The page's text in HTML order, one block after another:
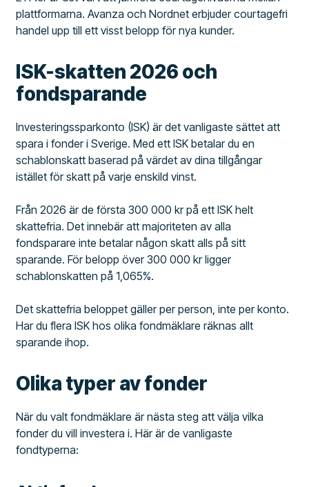
plattformarna. Avanza och Nordnet erbjuder courtagefri
handel upp till ett visst belopp för nya kunder.
ISK-skatten 2026 och
fondsparande
Investeringssparkonto (ISK) är det vanligaste sättet att
spara i fonder i Sverige. Med ett ISK betalar du en
schablonskatt baserad på värdet av dina tillgångar
istället för skatt på varje enskild vinst.
Från 2026 är de första 300 000 kr på ett ISK helt
skattefria. Det innebär att majoriteten av alla
fondsparare inte betalar någon skatt alls på sitt
sparande. För belopp över 300 000 kr ligger
schablonskatten på 1,065%.
Det skattefria beloppet gäller per person, inte per konto.
Har du flera ISK hos olika fondmäklare räknas allt
sparande ihop.
Olika typer av fonder
När du valt fondmäklare är nästa steg att välja vilka
fonder du vill investera i. Här är de vanligaste
fondtyperna: